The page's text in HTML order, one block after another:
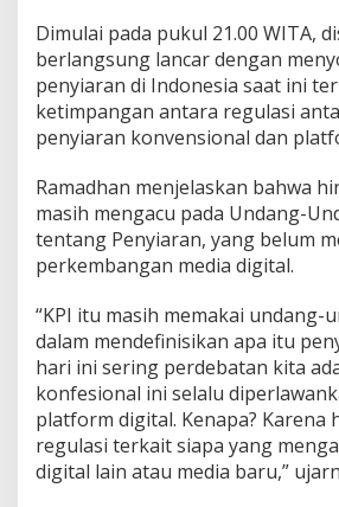
Dimulai pada pukul 21.00 WITA,
berlangsung lancar dengan
penyiaran di Indonesia saat ini
ketimpangan antara regulasi
penyiaran konvensional dan
Ramadhan menjelaskan bahwa
masih mengacu pada Undang-
tentang Penyiaran, yang belum
perkembangan media digital.
“KPI itu masih memakai undang-
dalam mendefinisikan apa itu
hari ini sering perdebatan kita
konfesional ini selalu
platform digital. Kenapa? Karena
regulasi terkait siapa yang
digital lain atau media baru,”